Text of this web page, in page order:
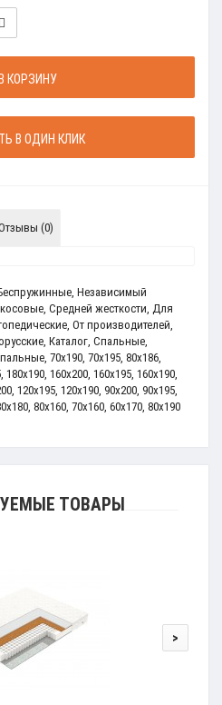
В КОРЗИНУ
В ОДИН КЛИК
(0)
, Независимый
, Средней жесткости, Для
, От производителей,
, Каталог, Спальные,
, 70x190, 70x195, 80x186,
, 180x190, 160x200, 160x195, 160x190,
, 120x195, 120x190, 90x200, 90x195,
, 80x160, 70x160, 60x170, 80x190
ТОВАРЫ
>